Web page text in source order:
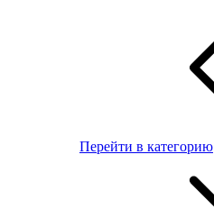
Перейти в категорию